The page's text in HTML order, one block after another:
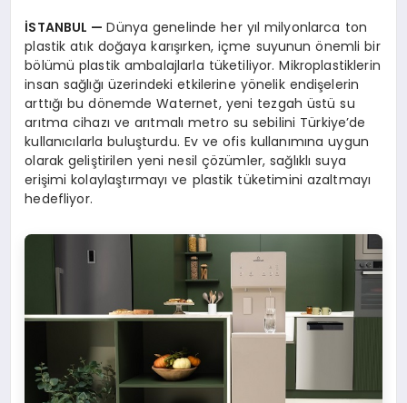
İSTANBUL —Dünya genelinde her yıl milyonlarca ton
plastik atık doğaya karışırken, içme suyunun önemli bir
bölümü plastik ambalajlarla tüketiliyor. Mikroplastiklerin
insan sağlığı üzerindeki etkilerine yönelik endişelerin
arttığı bu dönemde Waternet, yeni tezgah üstü su
arıtma cihazı ve arıtmalı metro su sebilini Türkiye’de
kullanıcılarla buluşturdu. Ev ve ofis kullanımına uygun
olarak geliştirilen yeni nesil çözümler, sağlıklı suya
erişimi kolaylaştırmayı ve plastik tüketimini azaltmayı
hedefliyor.